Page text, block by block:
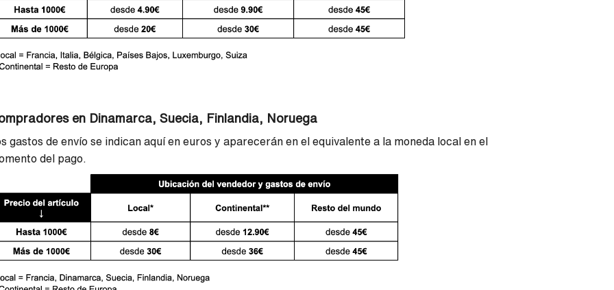
en Dinamarca, Suecia, Finlandia, Noruega
gastos de envío se indican aquí en euros y aparecerán en el equivalente a la moneda local en el
del pago.